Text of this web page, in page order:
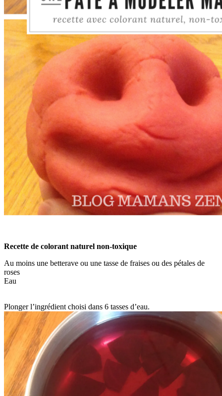
Recette de colorant naturel non-toxique
Au moins une betterave ou une tasse de fraises ou des pétales de
roses
Eau
Plonger l’ingrédient choisi dans 6 tasses d’eau.